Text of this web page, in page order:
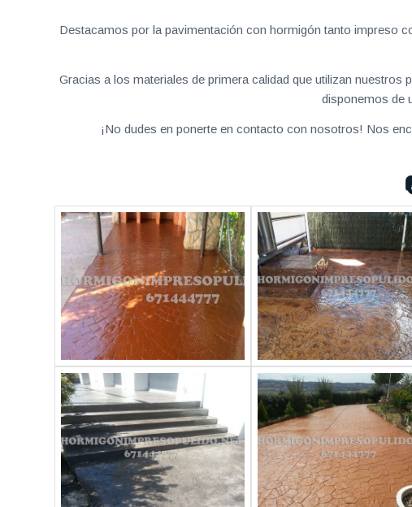
Destacamos por la pavimentación con hormigón tanto impreso
Gracias a los materiales de primera calidad que utilizan
disponemos de
¡No dudes en ponerte en contacto con nosotros! Nos